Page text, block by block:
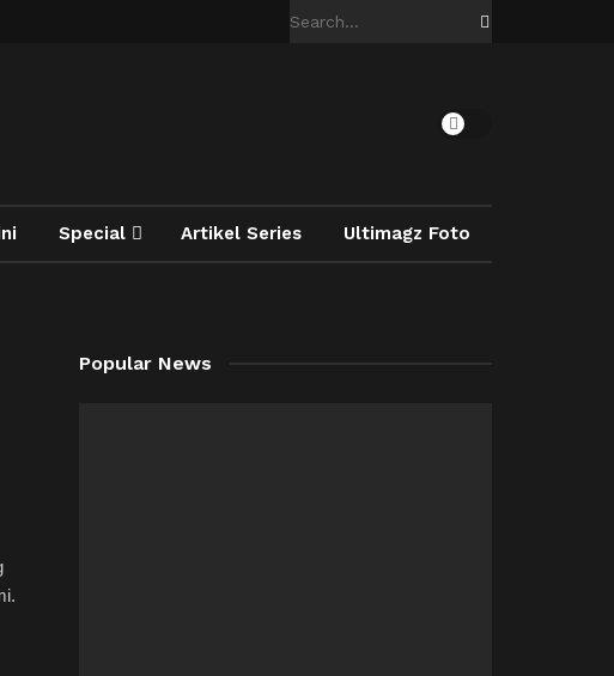
Special Artikel Series Ultimagz Foto
Popular News